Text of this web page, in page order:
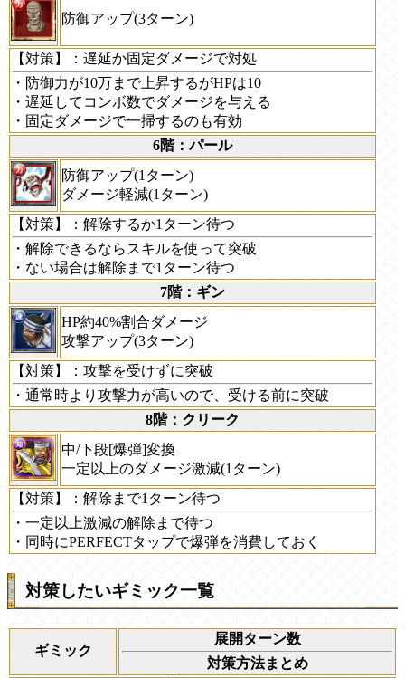
防御アップ(3ターン)
【対策】
：遅延か固定ダメージで対処
・防御力が10万まで上昇するがHPは10
・遅延してコンボ数でダメージを与える
・固定ダメージで一掃するのも有効
6階：パール
防御アップ(1ターン)
ダメージ軽減(1ターン)
【対策】
：解除するか1ターン待つ
・解除できるならスキルを使って突破
・ない場合は解除まで1ターン待つ
7階：ギン
HP約40%割合ダメージ
攻撃アップ(3ターン)
【対策】
：攻撃を受けずに突破
・通常時より攻撃力が高いので、受ける前に突破
8階：クリーク
中/下段[爆弾]変換
一定以上のダメージ激減(1ターン)
【対策】
：解除まで1ターン待つ
・一定以上激減の解除まで待つ
・同時にPERFECTタップで爆弾を消費しておく
対策したいギミック一覧
ギミック
展開ターン数
対策方法まとめ